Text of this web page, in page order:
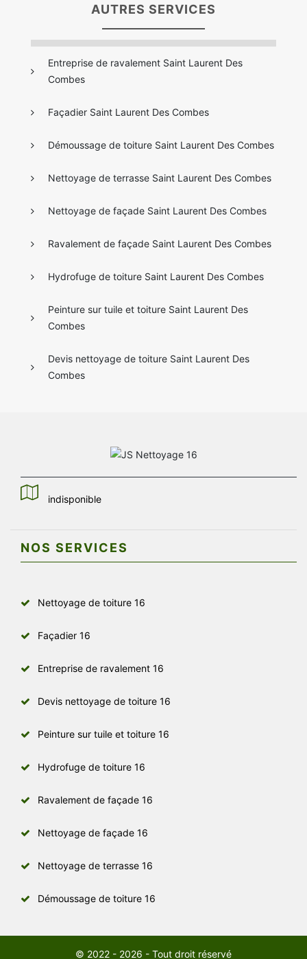
AUTRES SERVICES
Entreprise de ravalement Saint Laurent Des
Combes
Façadier Saint Laurent Des Combes
Démoussage de toiture Saint Laurent Des Combes
Nettoyage de terrasse Saint Laurent Des Combes
Nettoyage de façade Saint Laurent Des Combes
Ravalement de façade Saint Laurent Des Combes
Hydrofuge de toiture Saint Laurent Des Combes
Peinture sur tuile et toiture Saint Laurent Des
Combes
Devis nettoyage de toiture Saint Laurent Des
Combes
indisponible
NOS SERVICES
Nettoyage de toiture 16
Façadier 16
Entreprise de ravalement 16
Devis nettoyage de toiture 16
Peinture sur tuile et toiture 16
Hydrofuge de toiture 16
Ravalement de façade 16
Nettoyage de façade 16
Nettoyage de terrasse 16
Démoussage de toiture 16
© 2022 - 2026 - Tout droit réservé